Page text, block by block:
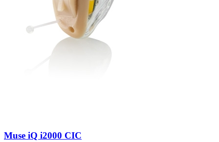
Oticon Intent 1 - Oplaadbaar
De Oticon Intent is het nieuwste hoorapparaat van dit moment.
Muse iQ i2000 CIC